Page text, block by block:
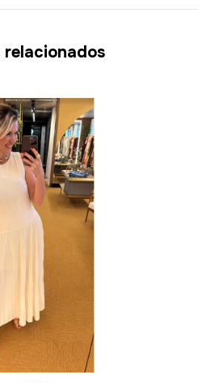
relacionados